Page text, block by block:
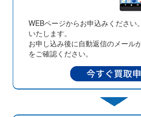
WEBページからお申込みください
いたします。
お申し込み後に自動返信のメール
をご確認ください。